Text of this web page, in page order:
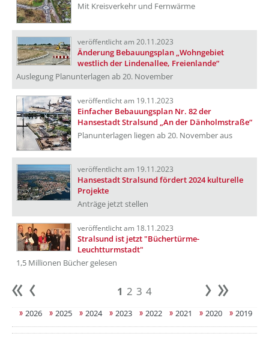
Mit Kreisverkehr und Fernwärme
veröffentlicht am 20.11.2023
Änderung Bebauungsplan „Wohngebiet
westlich der Lindenallee, Freienlande“
Auslegung Planunterlagen ab 20. November
veröffentlicht am 19.11.2023
Einfacher Bebauungsplan Nr. 82 der
Hansestadt Stralsund „An der Dänholmstraße“
Planunterlagen liegen ab 20. November aus
veröffentlicht am 19.11.2023
Hansestadt Stralsund fördert 2024 kulturelle
Projekte
Anträge jetzt stellen
veröffentlicht am 18.11.2023
Stralsund ist jetzt "Büchertürme-
Leuchtturmstadt"
1,5 Millionen Bücher gelesen
Anfang 1 2 3 4 weiter
2026 2025 2024 2023 2022 2021 2020 2019